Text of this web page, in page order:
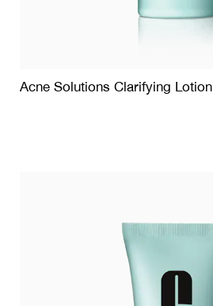
Acne Solutions Clarifying Lotion